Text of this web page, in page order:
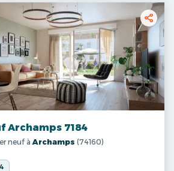
Archamps 7184
neuf àArchamps (74160)